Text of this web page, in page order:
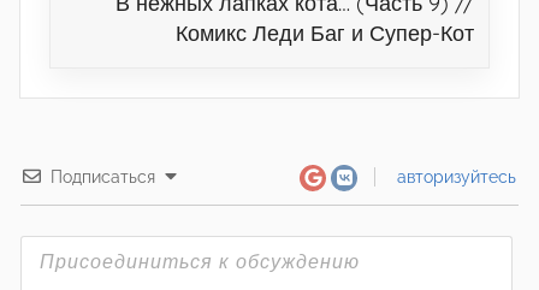
Комикс Леди Баг и Супер-Кот
Подписаться авторизуйтесь